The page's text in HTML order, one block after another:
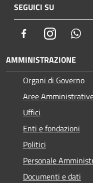
SEGUICI SU
FacebookInstagram
AMMINISTRAZIONE
Organi di Governo
Aree
Uffici
Enti e fondazioni
Politici
Personale
Documenti e dati